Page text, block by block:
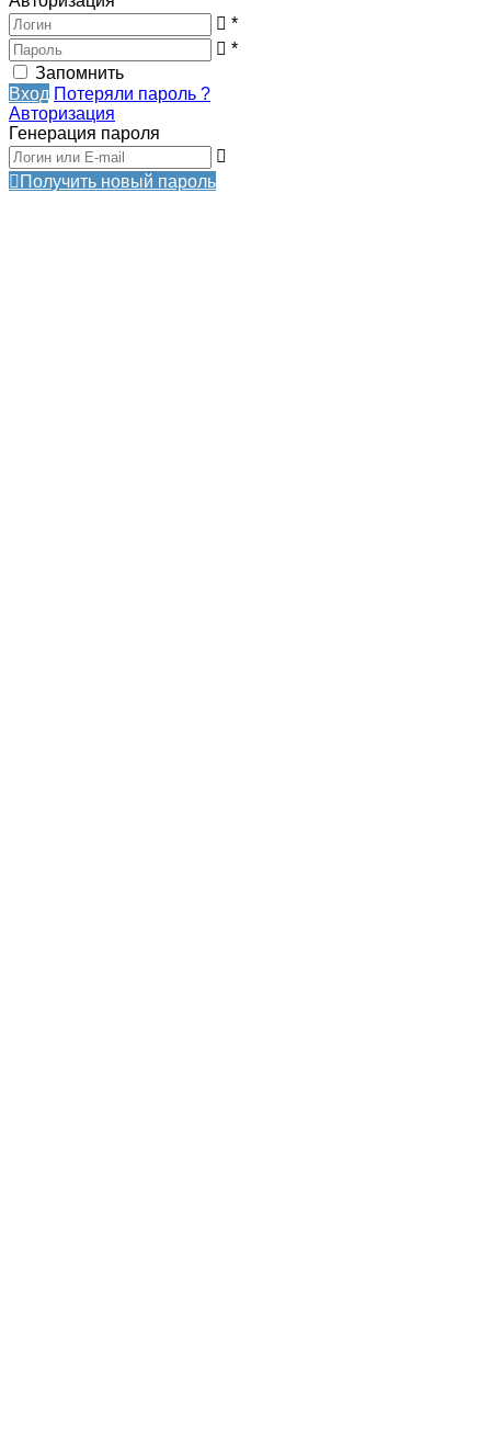
*
*
Запомнить
Вход Потеряли пароль ?
Авторизация
Генерация пароля
Получить новый пароль